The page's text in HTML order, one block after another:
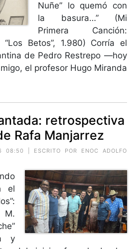
Nuñe” lo quemó con
la basura…” (Mi
Primera Canción:
“Los Betos”, 1.980) Corría el
de Pedro Restrepo —hoy
el profesor Hugo Miranda
retrospectiva
Rafa Manjarrez
08:50 | ESCRITO POR ENOC ADOLFO
el
y